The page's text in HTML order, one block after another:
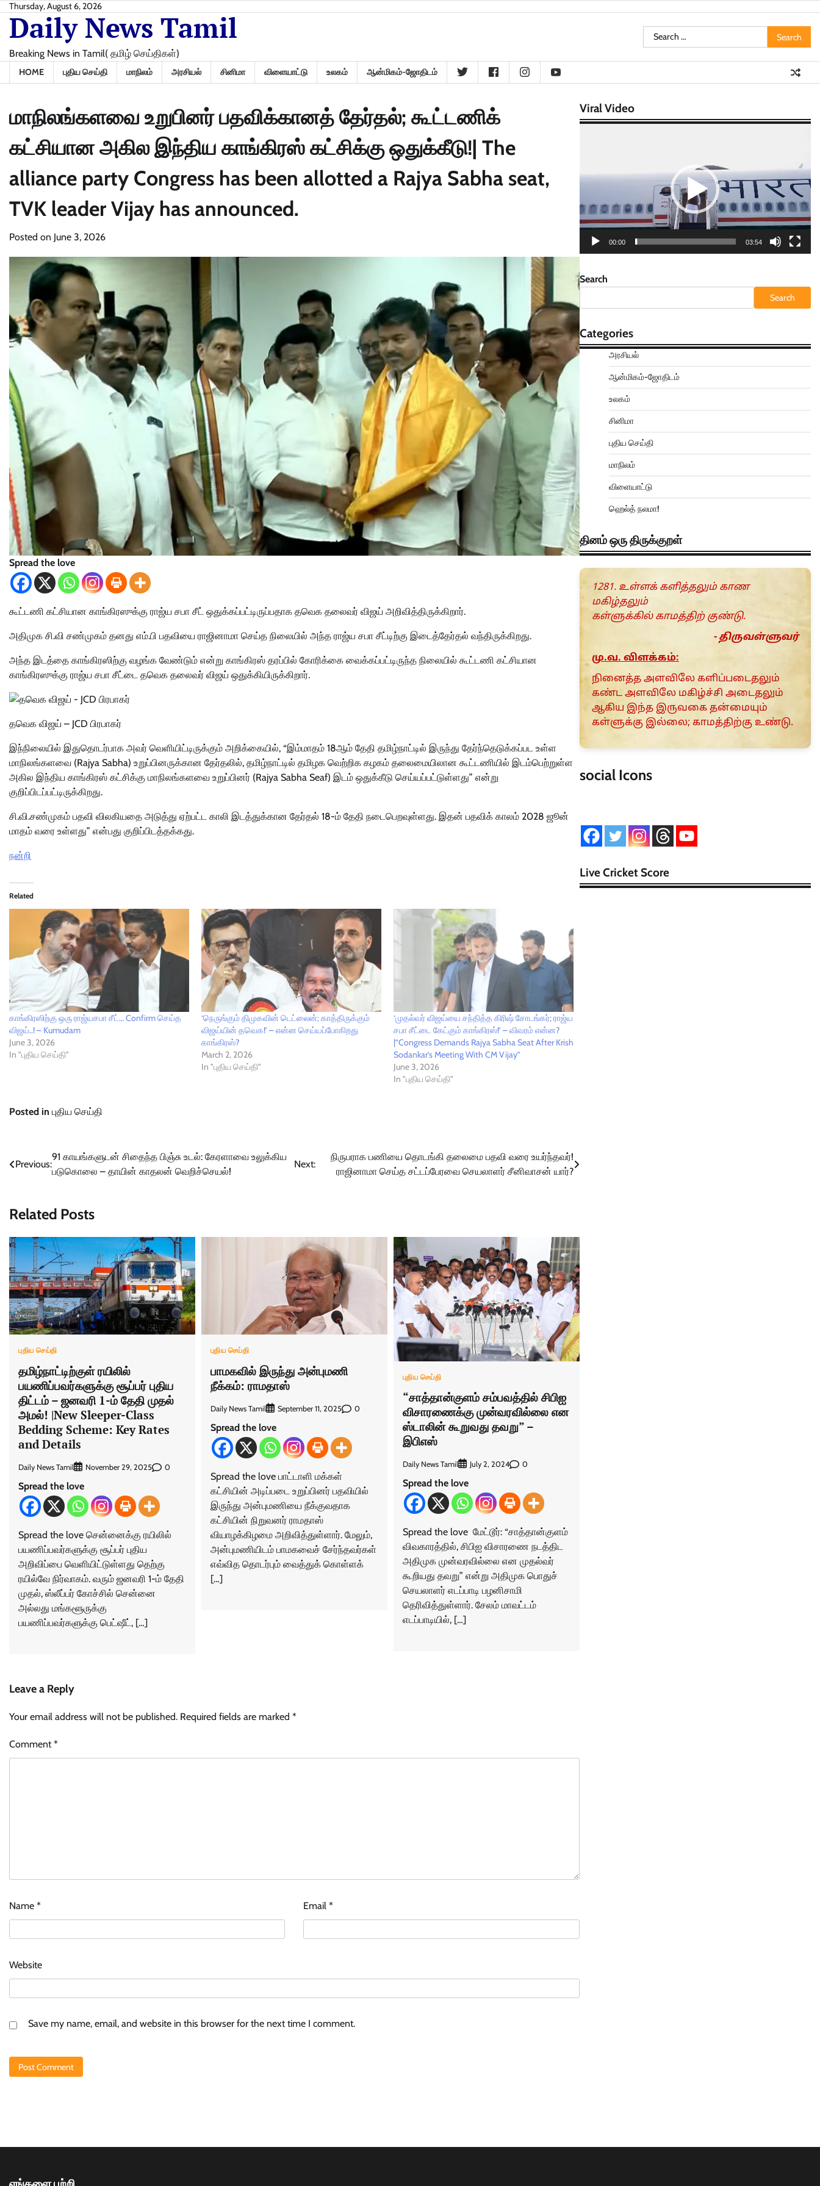
Skip
content
Thursday, August 6, 2026
Daily News Tamil
Breaking News in Tamil( தமிழ் செய்திகள்)
Search
for:
HOME புதிய செய்தி மாநிலம் அரசியல் சினிமா விளையாட்டு உலகம் ஆன்மிகம்-ஜோதிடம்
மாநிலங்களவை உறுபினர் பதவிக்கானத் தேர்தல்; கூட்டணிக்
கட்சியான அகில இந்திய காங்கிரஸ் கட்சிக்கு ஒதுக்கீடு!| The
alliance party Congress has been allotted a Rajya Sabha seat,
TVK leader Vijay has announced.
Posted on June 3, 2026
Spread the love
கூட்டணி கட்சியான காங்கிரஸுக்கு ராஜ்ய சபா சீட் ஒதுக்கப்பட்டிருப்பதாக தவெக தலைவர் விஜய் அறிவித்திருக்கிறார்.
அதிமுக சி.வி சண்முகம் தனது எம்.பி பதவியை ராஜினாமா செய்த நிலையில் அந்த ராஜ்ய சபா சீட்டிற்கு இடைத்தேர்தல் வந்திருக்கிறது.
அந்த இடத்தை காங்கிரஸிற்கு வழங்க வேண்டும் என்று காங்கிரஸ் தரப்பில் கோரிக்கை வைக்கப்பட்டிருந்த நிலையில் கூட்டணி கட்சியான
காங்கிரஸுக்கு ராஜ்ய சபா சீட்டை தவெக தலைவர் விஜய் ஒதுக்கியிருக்கிறார்.
தவெக விஜய் – JCD பிரபாகர்
இந்நிலையில் இதுதொடர்பாக அவர் வெளியிட்டிருக்கும் அறிக்கையில், “இம்மாதம் 18ஆம் தேதி தமிழ்நாட்டில் இருந்து தேர்ந்தெடுக்கப்பட உள்ள
மாநிலங்களவை (Rajya Sabha) உறுப்பினருக்கான தேர்தலில், தமிழ்நாட்டில் தமிழக வெற்றிக கழகம் தலைமையிலான கூட்டணியில் இடம்பெற்றுள்ள
அகில இந்திய காங்கிரஸ் கட்சிக்கு மாநிலங்களவை உறுப்பினர் (Rajya Sabha Seaf) இடம் ஒதுக்கீடு செய்யப்பட்டுள்ளது” என்று
குறிப்பிடப்பட்டிருக்கிறது.
சி.வி.சண்முகம் பதவி விலகியதை அடுத்து ஏற்பட்ட காலி இடத்துக்கான தேர்தல் 18-ம் தேதி நடைபெறவுள்ளது. இதன் பதவிக் காலம் 2028 ஜூன்
மாதம் வரை உள்ளது” என்பது குறிப்பிடத்தக்கது.
நன்றி
Related
காங்கிரஸிற்கு ஒரு ராஜ்யசபா சீட்… Confirm செய்த
விஜய்..! – Kumudam
June 3, 2026
In "புதிய செய்தி"
‘நெருங்கும் திமுகவின் டெட்லைன்; காத்திருக்கும்
விஜய்யின் தவெக!’ – என்ன செய்யப்போகிறது
காங்கிரஸ்?
March 2, 2026
In "புதிய செய்தி"
‘முதல்வர் விஜய்யை சந்தித்த கிரிஷ் சோடங்கர்; ராஜ்ய
சபா சீட்டை கேட்கும் காங்கிரஸ்!’ – விவரம் என்ன?
|”Congress Demands Rajya Sabha Seat After Krish
Sodankar’s Meeting With CM Vijay”
June 3, 2026
In "புதிய செய்தி"
Posted in புதிய செய்தி
Post
navigation
Previous:
91 காயங்களுடன் சிதைந்த பிஞ்சு உடல்: கேரளாவை உலுக்கிய
படுகொலை – தாயின் காதலன் வெறிச்செயல்!
Next:
நிருபராக பணியை தொடங்கி தலைமை பதவி வரை உயர்ந்தவர்!
ராஜினாமா செய்த சட்டப்பேரவை செயலாளர் சீனிவாசன் யார்?
Related Posts
புதிய செய்தி
தமிழ்நாட்டிற்குள் ரயிலில்
பயணிப்பவர்களுக்கு சூப்பர் புதிய
திட்டம் – ஜனவரி 1-ம் தேதி முதல்
அமல்! |New Sleeper-Class
Bedding Scheme: Key Rates
and Details
Daily News Tamil November 29, 2025 0
Spread the love
Spread the love சென்னைக்கு ரயிலில்
பயணிப்பவர்களுக்கு சூப்பர் புதிய
அறிவிப்பை வெளியிட்டுள்ளது தெற்கு
ரயில்வே நிர்வாகம். வரும் ஜனவரி 1-ம் தேதி
முதல், ஸ்லீப்பர் கோச்சில் சென்னை
அல்லது மங்களூருக்கு
பயணிப்பவர்களுக்கு பெட்ஷீட், […]
புதிய செய்தி
பாமகவில் இருந்து அன்புமணி
நீக்கம்: ராமதாஸ்
Daily News Tamil September 11, 2025 0
Spread the love
Spread the love பாட்டாளி மக்கள்
கட்சியின் அடிப்படை உறுப்பினர் பதவியில்
இருந்து அன்புமணியை நீக்குவதாக
கட்சியின் நிறுவனர் ராமதாஸ்
வியாழக்கிழமை அறிவித்துள்ளார். மேலும்,
அன்புமணியிடம் பாமகவைச் சேர்ந்தவர்கள்
எவ்வித தொடர்பும் வைத்துக் கொள்ளக்
[…]
புதிய செய்தி
“சாத்தான்குளம் சம்பவத்தில் சிபிஐ
விசாரணைக்கு முன்வரவில்லை என
ஸ்டாலின் கூறுவது தவறு” –
இபிஎஸ்
Daily News Tamil July 2, 2024 0
Spread the love
Spread the love மேட்டூர்: “சாத்தான்குளம்
விவகாரத்தில், சிபிஐ விசாரணை நடத்திட
அதிமுக முன்வரவில்லை என முதல்வர்
கூறியது தவறு” என்று அதிமுக பொதுச்
செயலாளர் எடப்பாடி பழனிசாமி
தெரிவித்துள்ளார். சேலம் மாவட்டம்
எடப்பாடியில், […]
Leave a Reply
Your email address will not be published. Required fields are marked *
Comment*
Name * Email*
Website
Save my name, email, and website in this browser for the next time I comment.
Viral Video
00:00 03:54
Search
Search
Categories
அரசியல்
ஆன்மிகம்-ஜோதிடம்
உலகம்
சினிமா
புதிய செய்தி
மாநிலம்
விளையாட்டு
ஹெல்த் நலமா!
தினம் ஒரு திருக்குறள்
1281. உள்ளக் களித்தலும் காண
மகிழ்தலும்
கள்ளுக்கில் காமத்திற் குண்டு.
- திருவள்ளுவர்
மு.வ. விளக்கம்:
நினைத்த அளவிலே களிப்படைதலும்
கண்ட அளவிலே மகிழ்ச்சி அடைதலும்
ஆகிய இந்த இருவகை தன்மையும்
கள்ளுக்கு இல்‌லை; காமத்திற்கு உண்டு.
social Icons
Live Cricket Score